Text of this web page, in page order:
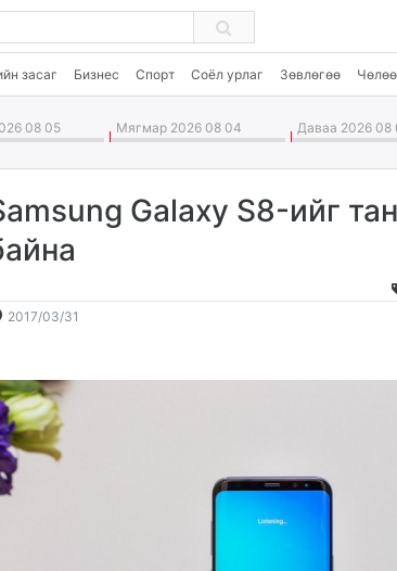
засаг Бизнес Спорт Соёл урлаг Зөвлөгөө
08 05 Мягмар 2026 08 04 Даваа 2026 08
Galaxy S8-ийг
2017/03/31